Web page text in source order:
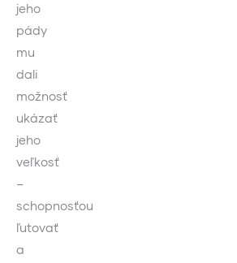
jeho
pády
mu
dali
možnosť
ukázať
jeho
veľkosť
–
schopnosťou
ľutovať
a